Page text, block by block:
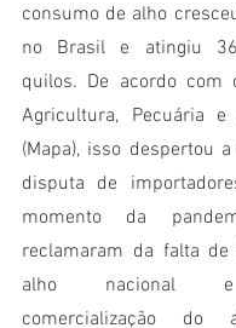
consumo de alho
no Brasil e atingiu
quilos. De acordo com
Agricultura, Pecuária e
(Mapa), isso despertou
disputa de
momento da
reclamaram da falta de
alho nacional e
comercialização do